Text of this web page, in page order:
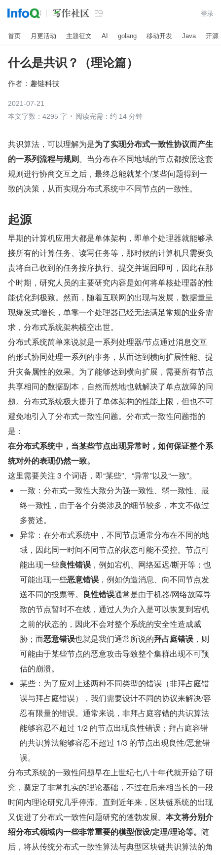
 登录
首页 月更活动 主题征文 AI golang 移动开发 Java 开源
什么是共识？（理论篇）
作者： 趣链科技
2021-07-21
本文字数：4295 字
阅读完需：约 14 分钟
共识算法，可以理解为是为了实现分布式一致性协议而产生
的一系列流程与规则。当分布在不同地域的节点都按照这套
规则进行协商交互之后，最终总能就某个/某些问题得到一
致的决策，从而实现分布式系统中不同节点的一致性。
起源
早期的计算机应用大都是单体架构，即单个处理器就能够承
接所有的计算任务、读写任务等，那时候的计算机只需要负
责将自己收到的任务按序执行、提交并返回即可，因此在那
个时期，研究人员的主要研究内容是如何将单核处理器的性
能优化到极致。然而，随着互联网的出现与发展，数据量呈
现爆发式增长，单靠一个处理器已经无法满足常规的业务需
求，分布式系统架构横空出世。
分布式系统简单来说就是一系列处理器/节点通过消息交互
的形式协同处理一系列的事务，从而达到横向扩展性能、提
升灾备属性的效果。为了能够达到横向扩展，需要所有节点
共享相同的数据副本，自然而然地也就解决了单点故障的问
题。分布式系统极大提升了单体架构的性能上限，但也不可
避免地引入了分布式一致性问题。分布式一致性问题指的
是：
在分布式系统中，当某些节点出现异常时，如何保证整个系
统对外的表现仍然一致。
这里需要关注 3 个词语，即“某些”、“异常”以及“一致”。
一致：分布式一致性大致分为强一致性、弱一致性、最
终一致性，由于各个分类涉及的细节较多，本文不做过
多赘述。
异常：在分布式系统中，不同节点通常分布在不同的地
域，因此同一时间不同节点的状态可能不受控。节点可
能出现一些良性错误 ，例如宕机、网络延迟/断开等；也
可能出现一些恶意错误 ，例如伪造消息、向不同节点发
送不同的投票等。 良性错误通常是由于机器/网络故障导
致的节点暂时不在线，通过人为介入是可以恢复到宕机
之前的状态的，因此不会对整个系统的安全性造成威
胁；而恶意错误也就是我们通常所说的拜占庭错误 ，则
可能由于某些节点的恶意攻击导致整个集群出现不可预
估的崩溃。
某些：为了应对上述两种不同类型的错误（非拜占庭错
误与拜占庭错误），我们需要设计不同的协议来解决/容
忍有限量的错误。通常来说，非拜占庭容错的共识算法
能够容忍不超过 1/2 的节点出现良性错误；拜占庭容错
的共识算法能够容忍不超过 1/3 的节点出现良性/恶意错
误。
分布式系统的一致性问题早在上世纪七八十年代就开始了研
究，奠定了非常扎实的理论基础，不过在后来相当长的一段
时间内理论研究几乎停滞。直到近年来，区块链系统的出现
又促进了分布式一致性问题研究的蓬勃发展。 本文将分别介
绍分布式领域内一些非常重要的模型假设/定理/理论等。 随
后，将从传统分布式一致性算法与典型区块链共识算法的角